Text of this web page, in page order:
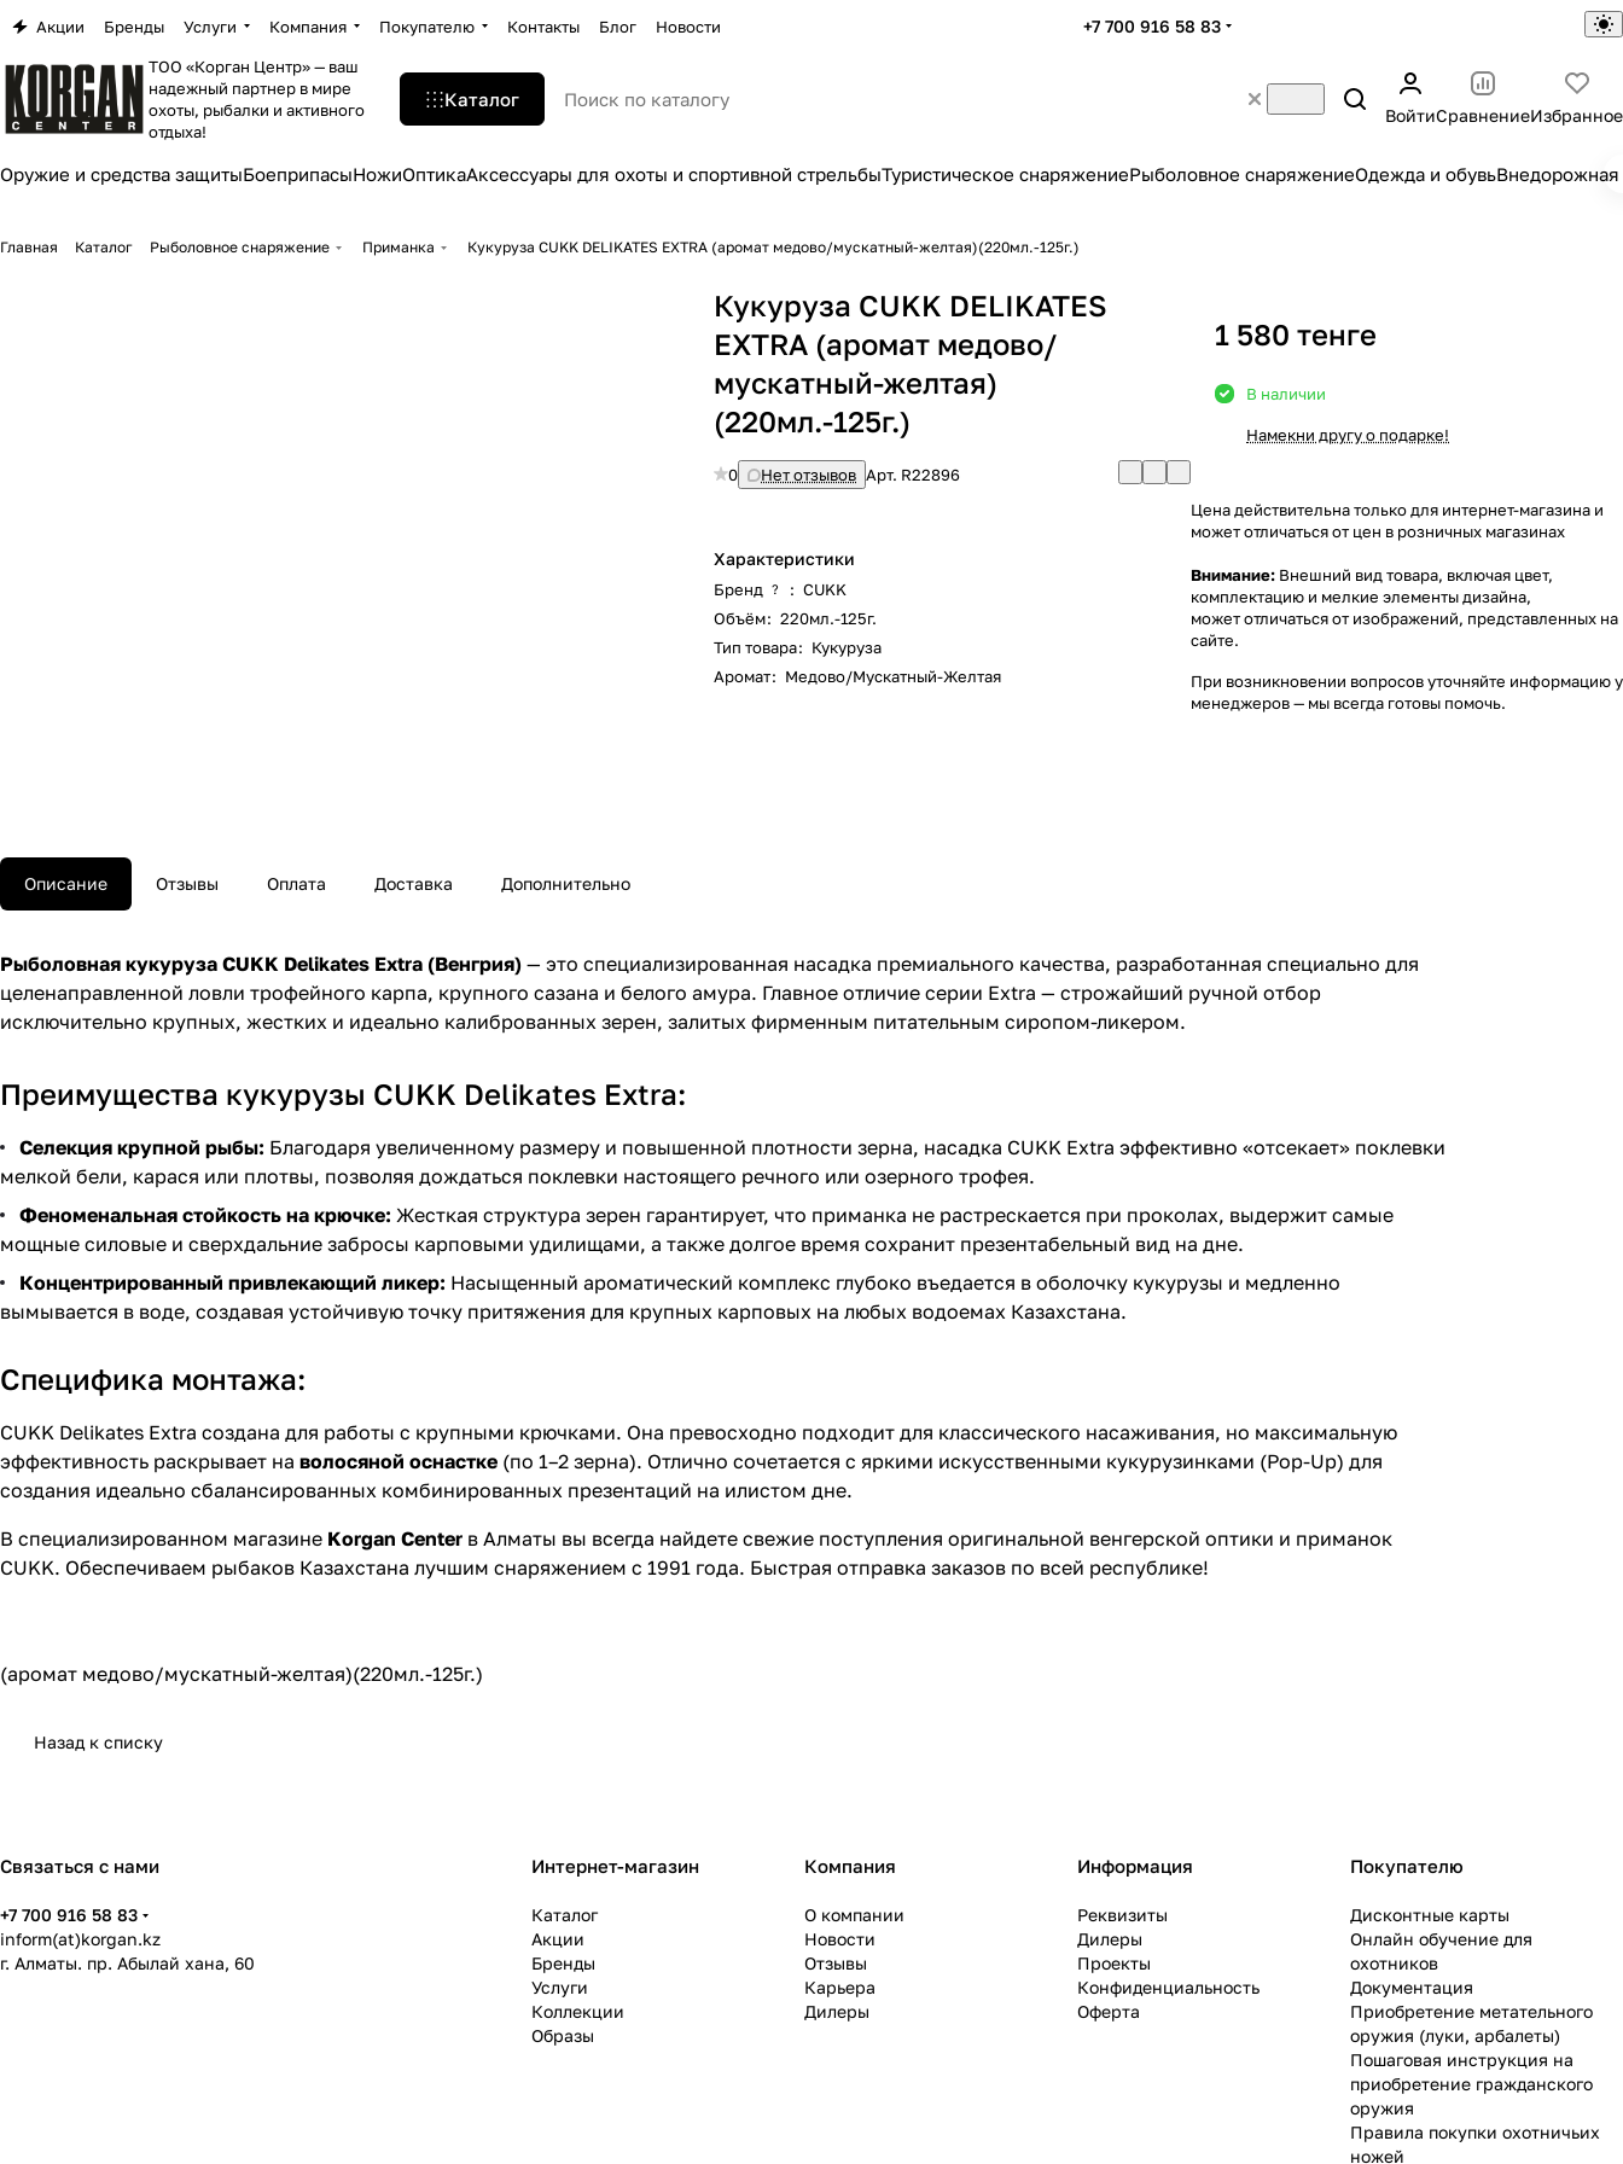
Акции Бренды Услуги Компания Покупателю Контакты Блог Новости +7 700 916 58 83
ТОО «Корган Центр» — ваш
надежный партнер в мире
охоты, рыбалки и активного
отдыха!
Каталог
ВойтиСравнениеИзбранное
Оружие и средства защитыБоеприпасыНожиОптикаАксессуары для охоты и спортивной стрельбыТуристическое снаряжениеРыболовное снаряжениеОдежда и обувьВнедорожная
Главная Каталог Рыболовное снаряжение Приманка Кукуруза CUKK DELIKATES EXTRA (аромат медово/мускатный-желтая)(220мл.-125г.)
Кукуруза CUKK DELIKATES
EXTRA (аромат медово/
мускатный-желтая)
(220мл.-125г.)
0 Нет отзывов Арт. R22896
Характеристики
Бренд ? : CUKK
Объём: 220мл.-125г.
Тип товара: Кукуруза
Аромат: Медово/Мускатный-Желтая
1 580 тенге
В наличии
Намекни другу о подарке!
Цена действительна только для интернет-магазина и
может отличаться от цен в розничных магазинах
Внимание: Внешний вид товара, включая цвет,
комплектацию и мелкие элементы дизайна,
может отличаться от изображений, представленных на
сайте.
При возникновении вопросов уточняйте информацию у
менеджеров— мы всегда готовы помочь.
Описание Отзывы Оплата Доставка Дополнительно
Рыболовная кукуруза CUKK Delikates Extra (Венгрия) — это специализированная насадка премиального качества, разработанная специально для
целенаправленной ловли трофейного карпа, крупного сазана и белого амура. Главное отличие серии Extra — строжайший ручной отбор
исключительно крупных, жестких и идеально калиброванных зерен, залитых фирменным питательным сиропом-ликером.
Преимущества кукурузы CUKK Delikates Extra:
Селекция крупной рыбы: Благодаря увеличенному размеру и повышенной плотности зерна, насадка CUKK Extra эффективно «отсекает» поклевки
мелкой бели, карася или плотвы, позволяя дождаться поклевки настоящего речного или озерного трофея.
Феноменальная стойкость на крючке: Жесткая структура зерен гарантирует, что приманка не растрескается при проколах, выдержит самые
мощные силовые и сверхдальние забросы карповыми удилищами, а также долгое время сохранит презентабельный вид на дне.
Концентрированный привлекающий ликер: Насыщенный ароматический комплекс глубоко въедается в оболочку кукурузы и медленно
вымывается в воде, создавая устойчивую точку притяжения для крупных карповых на любых водоемах Казахстана.
Специфика монтажа:
CUKK Delikates Extra создана для работы с крупными крючками. Она превосходно подходит для классического насаживания, но максимальную
эффективность раскрывает на волосяной оснастке (по 1–2 зерна). Отлично сочетается с яркими искусственными кукурузинками (Pop-Up) для
создания идеально сбалансированных комбинированных презентаций на илистом дне.
В специализированном магазине Korgan Center в Алматы вы всегда найдете свежие поступления оригинальной венгерской оптики и приманок
CUKK. Обеспечиваем рыбаков Казахстана лучшим снаряжением с 1991 года. Быстрая отправка заказов по всей республике!
(аромат медово/мускатный-желтая)(220мл.-125г.)
Назад к списку
Связаться с нами
+7 700 916 58 83
inform(at)korgan.kz
г. Алматы. пр. Абылай хана, 60
Интернет-магазин
Каталог
Акции
Бренды
Услуги
Коллекции
Образы
Компания
О компании
Новости
Отзывы
Карьера
Дилеры
Информация
Реквизиты
Дилеры
Проекты
Конфиденциальность
Оферта
Покупателю
Дисконтные карты
Онлайн обучение для
охотников
Документация
Приобретение метательного
оружия (луки, арбалеты)
Пошаговая инструкция на
приобретение гражданского
оружия
Правила покупки охотничьих
ножей